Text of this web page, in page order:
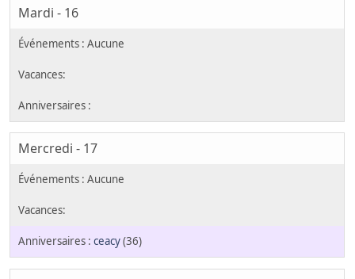
Mardi - 16
Mercredi - 17
ceacy(36)